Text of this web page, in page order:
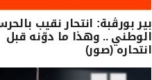
بير بورڨبة: انتحار نقيب
الوطني .. وهذا ما دوّنه قبل
انتحاره (صور)